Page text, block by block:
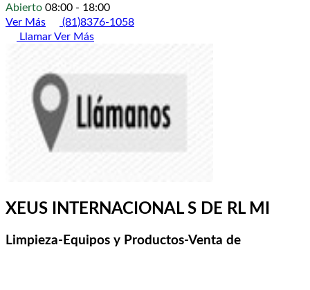
Abierto 08:00 - 18:00
Ver Más
(81)8376-1058
LlamarVer Más
XEUS INTERNACIONAL S DE RL MI
Limpieza-Equipos y Productos-Venta de